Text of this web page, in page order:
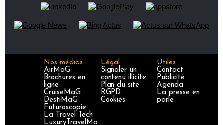
Nos médias
AirMaG
Brochures en
ligne
CruiseMaG
DestiMaG
Futuroscopie
La Travel Tech
LuxuryTravelMa
Légal
Signaler un
contenu illicite
Plan du site
RGPD
Cookies
Utiles
Contact
Publicité
Agenda
La presse en
parle